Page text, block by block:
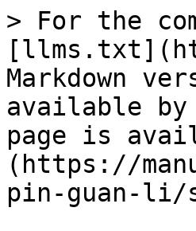
> For the
Markdown
available by
page is
(https://
pin-guan-li/